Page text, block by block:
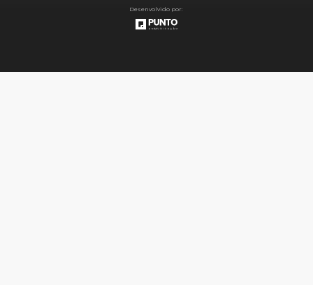
Desenvolvido por: